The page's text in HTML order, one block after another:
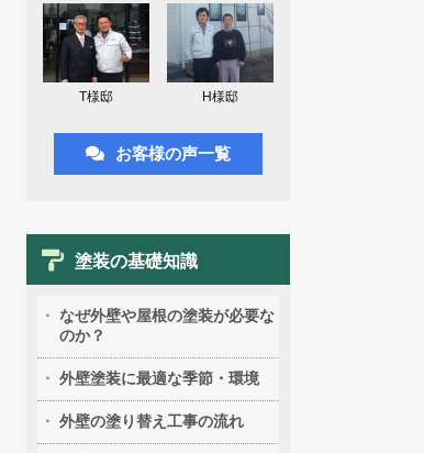
T様邸 H様邸
お客様の声一覧
塗装の基礎知識
なぜ外壁や屋根の塗装が必要な
のか？
外壁塗装に最適な季節・環境
外壁の塗り替え工事の流れ